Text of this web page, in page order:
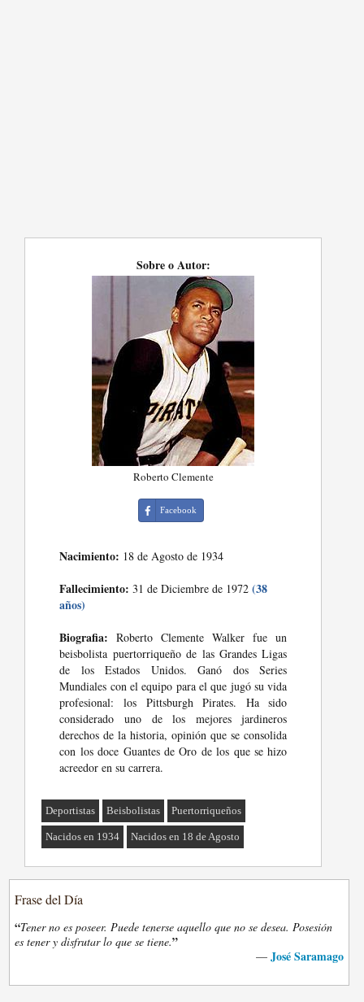
Sobre o Autor:
Roberto Clemente
Facebook
Nacimiento: 18 de Agosto de 1934
Fallecimiento: 31 de Diciembre de 1972(38
años)
Biografia: Roberto Clemente Walker fue un
beisbolista puertorriqueño de las Grandes Ligas
de los Estados Unidos. Ganó dos Series
Mundiales con el equipo para el que jugó su vida
profesional: los Pittsburgh Pirates. Ha sido
considerado uno de los mejores jardineros
derechos de la historia, opinión que se consolida
con los doce Guantes de Oro de los que se hizo
acreedor en su carrera.
Deportistas Beisbolistas Puertorriqueños
Nacidos en 1934 Nacidos en 18 de Agosto
Frase del Día
“Tener no es poseer. Puede tenerse aquello que no se desea. Posesión
es tener y disfrutar lo que se tiene.”
— José Saramago